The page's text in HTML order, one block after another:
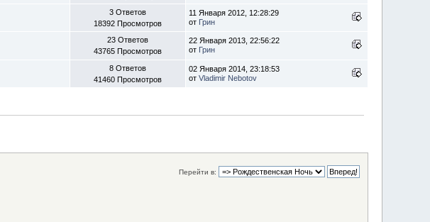
3 Ответов
18392 Просмотров
11 Января 2012, 12:28:29
от Грин
23 Ответов
43765 Просмотров
22 Января 2013, 22:56:22
от Грин
8 Ответов
41460 Просмотров
02 Января 2014, 23:18:53
отVladimir Nebotov
Перейти в: